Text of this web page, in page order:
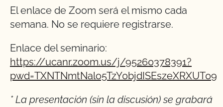
El enlace de Zoom será el mismo cada
semana. No se requiere registrarse.
Enlace del seminario:
https://ucanr.zoom.us/j/95260378391?
pwd=TXNTNmtNalo5TzY0bjdISEszeXRXUT09
* La presentación (sin la discusión) se grabará